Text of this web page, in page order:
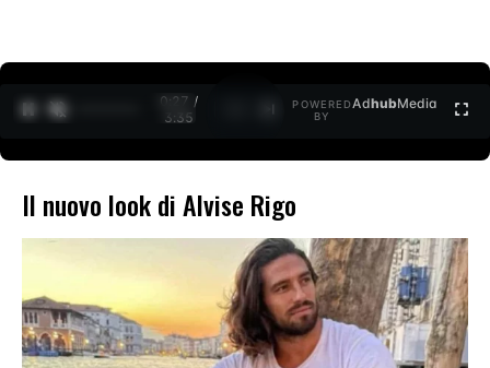
0:28 /
3:35
POWERED
BY
AdhubMedia
Il nuovo look di Alvise Rigo